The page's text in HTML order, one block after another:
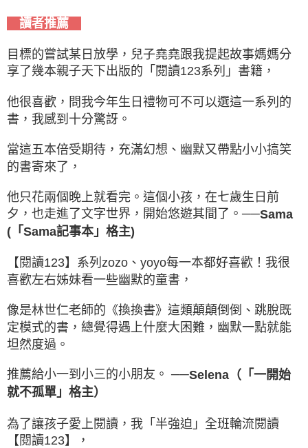
讀者推薦
目標的嘗試某日放學，兒子堯堯跟我提起故事媽媽分
享了幾本親子天下出版的「閱讀123系列」書籍，
他很喜歡，問我今年生日禮物可不可以選這一系列的
書，我感到十分驚訝。
當這五本倍受期待，充滿幻想、幽默又帶點小小搞笑
的書寄來了，
他只花兩個晚上就看完。這個小孩，在七歲生日前
夕，也走進了文字世界，開始悠遊其間了。──Sama
(「Sama記事本」格主)
【閱讀123】系列zozo、yoyo每一本都好喜歡！我很
喜歡左右姊妹看一些幽默的童書，
像是林世仁老師的《換換書》這類顛顛倒倒、跳脫既
定模式的書，總覺得遇上什麼大困難，幽默一點就能
坦然度過。
推薦給小一到小三的小朋友。 ──Selena（「一開始
就不孤單」格主）
為了讓孩子愛上閱讀，我「半強迫」全班輪流閱讀
【閱讀123】，